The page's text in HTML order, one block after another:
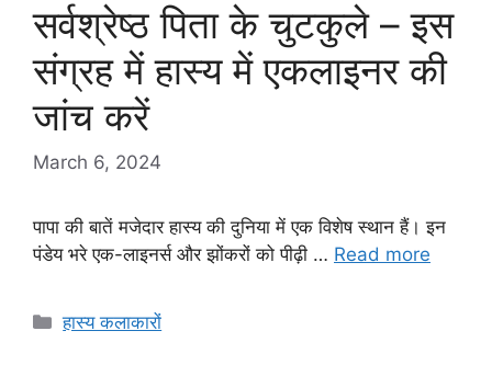
सर्वश्रेष्ठ पिता के चुटकुले – इस
संग्रह में हास्य में एकलाइनर की
जांच करें
March 6, 2024
पापा की बातें मजेदार हास्य की दुनिया में एक विशेष स्थान हैं। इन
पंडेय भरे एक-लाइनर्स और झोंकरों को पीढ़ी … Read more
Categories
हास्य कलाकारों